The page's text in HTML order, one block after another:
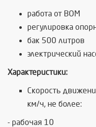
работа от ВОМ
регулировка
бак 500 литров
электрический
Характеристики:
Скорость
км/ч, не более:
- рабочая 10